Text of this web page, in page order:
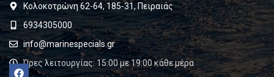
Κολοκοτρώνη 62-64, 185-31, Πειραιάς
6934305000
info@marinespecials.gr
Ώρες λειτουργίας: 15:00 με 19:00 κάθε μέρα